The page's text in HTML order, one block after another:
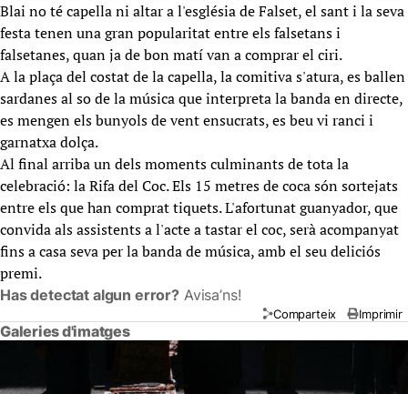
Blai no té capella ni altar a l'església de Falset, el sant i la seva
festa tenen una gran popularitat entre els falsetans i
falsetanes, quan ja de bon matí van a comprar el ciri.
A la plaça del costat de la capella, la comitiva s'atura, es ballen
sardanes al so de la música que interpreta la banda en directe,
es mengen els bunyols de vent ensucrats, es beu vi ranci i
garnatxa dolça.
Al final arriba un dels moments culminants de tota la
celebració: la Rifa del Coc. Els 15 metres de coca són sortejats
entre els que han comprat tiquets. L'afortunat guanyador, que
convida als assistents a l'acte a tastar el coc, serà acompanyat
fins a casa seva per la banda de música, amb el seu deliciós
premi.
Has detectat algun error? Avisa’ns!
Comparteix Imprimir
Galeries d'imatges